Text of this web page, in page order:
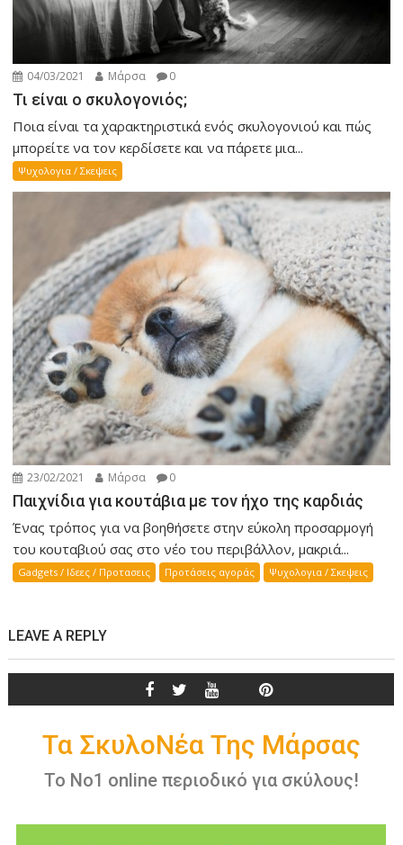
04/03/2021 Μάρσα 0
Τι είναι ο σκυλογονιός;
Ποια είναι τα χαρακτηριστικά ενός σκυλογονιού και πώς
μπορείτε να τον κερδίσετε και να πάρετε μια...
Ψυχολογια / Σκεψεις
23/02/2021 Μάρσα 0
Παιχνίδια για κουτάβια με τον ήχο της καρδιάς
Ένας τρόπος για να βοηθήσετε στην εύκολη προσαρμογή
του κουταβιού σας στο νέο του περιβάλλον, μακριά...
Gadgets / Ιδεες / Προτασεις Προτάσεις αγοράς Ψυχολογια / Σκεψεις
LEAVE A REPLY